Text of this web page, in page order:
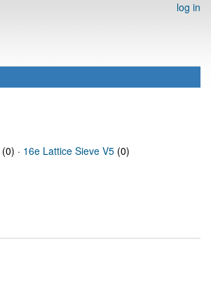
log in
(0) · 16e Lattice Sieve V5 (0)